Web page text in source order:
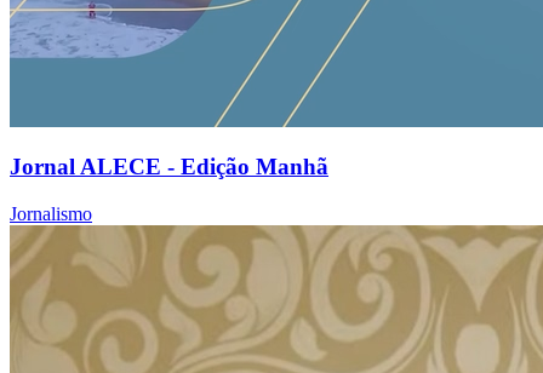
Jornal ALECE - Edição Manhã
Jornalismo